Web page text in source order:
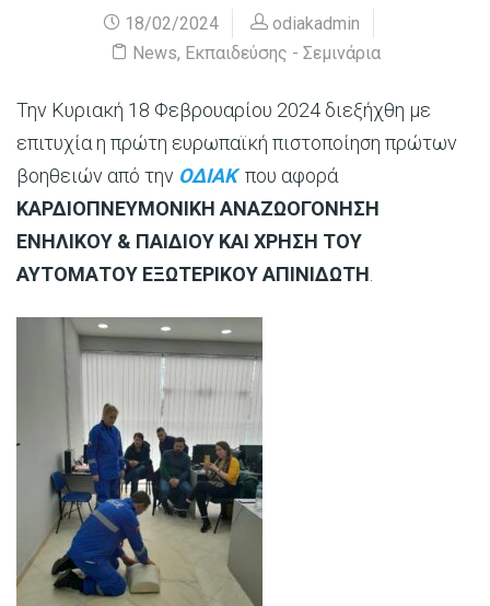
18/02/2024
odiakadmin
News, Εκπαιδεύσης - Σεμινάρια
Την Κυριακή 18 Φεβρουαρίου 2024 διεξήχθη με
επιτυχία η πρώτη ευρωπαϊκή πιστοποίηση πρώτων
βοηθειών από την ΟΔΙΑΚπου αφορά
ΚΑΡΔΙΟΠΝΕΥΜΟΝΙΚΗ ΑΝΑΖΩΟΓΟΝΗΣΗ
ΕΝΗΛΙΚΟΥ & ΠΑΙΔΙΟΥ ΚΑΙ ΧΡΗΣΗ ΤΟΥ
ΑΥΤΟΜΑΤΟΥ ΕΞΩΤΕΡΙΚΟΥ ΑΠΙΝΙΔΩΤΗ